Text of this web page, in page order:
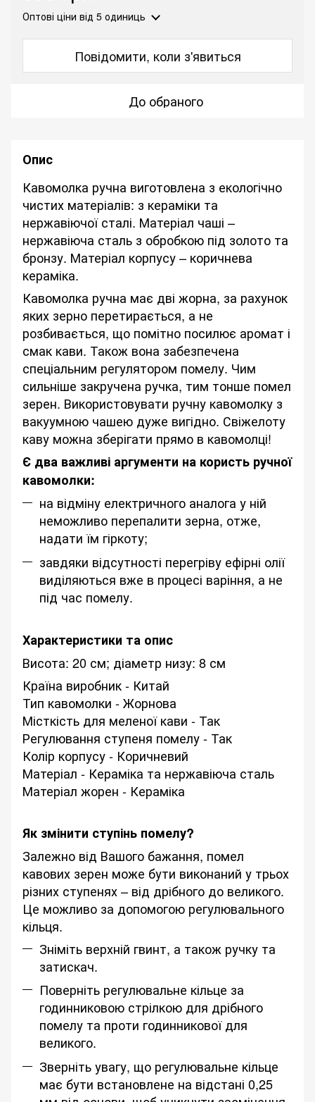
Оптові ціни від 5 одиниць
Повідомити, коли з'явиться
До обраного
Опис
Кавомолка ручна виготовлена з екологічно
чистих матеріалів: з кераміки та
нержавіючої сталі. Матеріал чаші –
нержавіюча сталь з обробкою під золото та
бронзу. Матеріал корпусу – коричнева
кераміка.
Кавомолка ручна має дві жорна, за рахунок
яких зерно перетирається, а не
розбивається, що помітно посилює аромат і
смак кави. Також вона забезпечена
спеціальним регулятором помелу. Чим
сильніше закручена ручка, тим тонше помел
зерен. Використовувати ручну кавомолку з
вакуумною чашею дуже вигідно. Свіжелоту
каву можна зберігати прямо в кавомолці!
Є два важливі аргументи на користь ручної
кавомолки:
на відміну електричного аналога у ній
неможливо перепалити зерна, отже,
надати їм гіркоту;
завдяки відсутності перегріву ефірні олії
виділяються вже в процесі варіння, а не
під час помелу.
Характеристики та опис
Висота: 20 см; діаметр низу: 8 см
Країна виробник - Китай
Тип кавомолки - Жорнова
Місткість для меленої кави - Так
Регулювання ступеня помелу - Так
Колір корпусу - Коричневий
Матеріал - Кераміка та нержавіюча сталь
Матеріал жорен - Кераміка
Як змінити ступінь помелу?
Залежно від Вашого бажання, помел
кавових зерен може бути виконаний у трьох
різних ступенях – від дрібного до великого.
Це можливо за допомогою регулювального
кільця.
Зніміть верхній гвинт, а також ручку та
затискач.
Поверніть регулювальне кільце за
годинниковою стрілкою для дрібного
помелу та проти годинникової для
великого.
Зверніть увагу, що регулювальне кільце
має бути встановлене на відстані 0,25